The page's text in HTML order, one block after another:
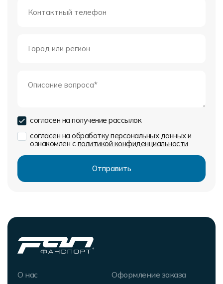
согласен на получение рассылок
согласен на обработку персональных данных и
ознакомлен с политикой конфиденциальности
О нас Оформление заказа